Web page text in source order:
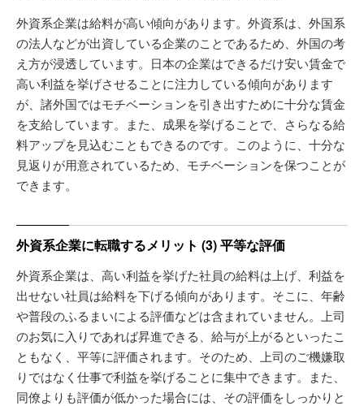
外資系企業は給料が高い傾向があります。外資系は、外国系
の法人などが出資している企業のことであるため、外国の考
え方が浸透しています。日本の企業はできるだけ安い賃金で
高い利益を挙げさせることに注力している傾向があります
が、諸外国ではモチベーションを引き出すために十分な賃金
を支給しています。また、成果を挙げることで、さらなる給
料アップを見込むこともできるのです。このように、十分な
見返りが用意されているため、モチベーションを保つことが
できます。
外資系企業に転職するメリット (3) 平等な評価
外資系企業は、高い利益を挙げた社員の給料は上げ、利益を
出せない社員は給料を下げる傾向があります。そこに、年齢
や普段のふるまいによる評価などは含まれていません。上司
のお気に入りであれば昇進できる、給与が上がるといったこ
ともなく、平等に評価されます。そのため、上司のご機嫌取
りではなく仕事で利益を挙げることに集中できます。また、
同僚よりも評価が低かった場合には、その評価をしっかりと